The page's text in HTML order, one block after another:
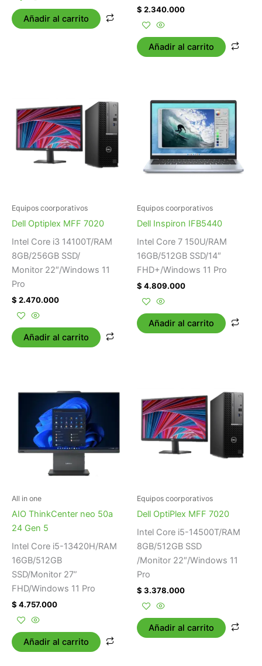
Añadir al carrito
$ 2.340.000
Añadir al carrito
Equipos coorporativos
Dell Optiplex MFF 7020
Intel Core i3 14100T/RAM
8GB/256GB SSD/
Monitor 22″/Windows 11
Pro
$ 2.470.000
Añadir al carrito
Equipos coorporativos
Dell Inspiron IFB5440
Intel Core 7 150U/RAM
16GB/512GB SSD/14″
FHD+/Windows 11 Pro
$ 4.809.000
Añadir al carrito
All in one
AIO ThinkCenter neo 50a
24 Gen 5
Intel Core i5-13420H/RAM
16GB/512GB
SSD/Monitor 27”
FHD/Windows 11 Pro
$ 4.757.000
Añadir al carrito
Equipos coorporativos
Dell OptiPlex MFF 7020
Intel Core i5-14500T/RAM
8GB/512GB SSD
/Monitor 22″/Windows 11
Pro
$ 3.378.000
Añadir al carrito